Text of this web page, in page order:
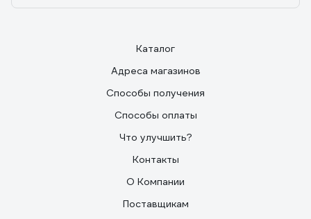
Каталог
Адреса магазинов
Способы получения
Способы оплаты
Что улучшить?
Контакты
О Компании
Поставщикам